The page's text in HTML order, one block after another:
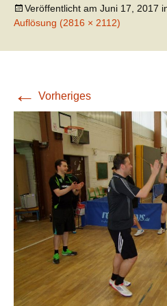
Veröffentlicht am Juni 17, 2017
Auflösung (2816 × 2112)
← Vorheriges